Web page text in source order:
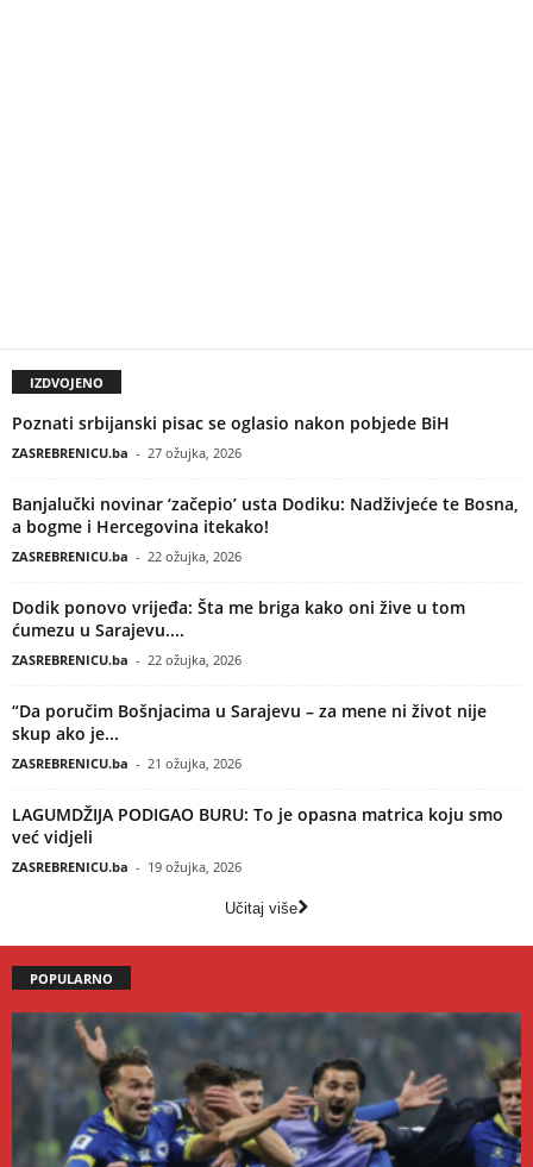
IZDVOJENO
Poznati srbijanski pisac se oglasio nakon pobjede BiH
ZASREBRENICU.ba - 27 ožujka, 2026
Banjalučki novinar ‘začepio’ usta Dodiku: Nadživjeće te Bosna,
a bogme i Hercegovina itekako!
ZASREBRENICU.ba - 22 ožujka, 2026
Dodik ponovo vrijeđa: Šta me briga kako oni žive u tom
ćumezu u Sarajevu....
ZASREBRENICU.ba - 22 ožujka, 2026
“Da poručim Bošnjacima u Sarajevu – za mene ni život nije
skup ako je...
ZASREBRENICU.ba - 21 ožujka, 2026
LAGUMDŽIJA PODIGAO BURU: To je opasna matrica koju smo
već vidjeli
ZASREBRENICU.ba - 19 ožujka, 2026
Učitaj više
POPULARNO